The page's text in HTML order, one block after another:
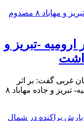
-تبریز و
غربی گفت: بر اثر
بروز دو سانحه تصادف در محور ارومیه- تبریز و جاده مهاباد ۸